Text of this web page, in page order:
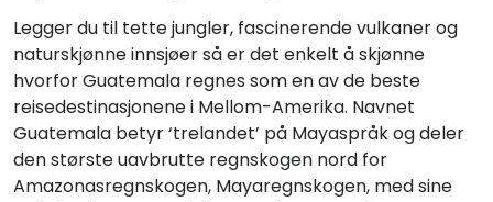
Legger du til tette jungler, fascinerende vulkaner og
naturskjønne innsjøer så er det enkelt å skjønne
hvorfor Guatemala regnes som en av de beste
reisedestinasjonene i Mellom-Amerika. Navnet
Guatemala betyr ‘trelandet’ på Mayaspråk og deler
den største uavbrutte regnskogen nord for
Amazonasregnskogen, Mayaregnskogen, med sine